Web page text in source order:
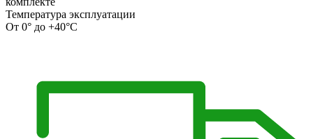
Температура эксплуатации
От 0° до +40°С